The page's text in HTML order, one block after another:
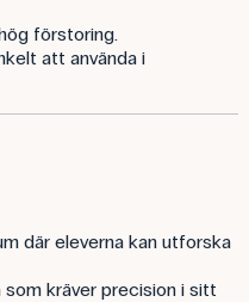
förstoring.
att använda i
där eleverna kan utforska
kräver precision i sitt